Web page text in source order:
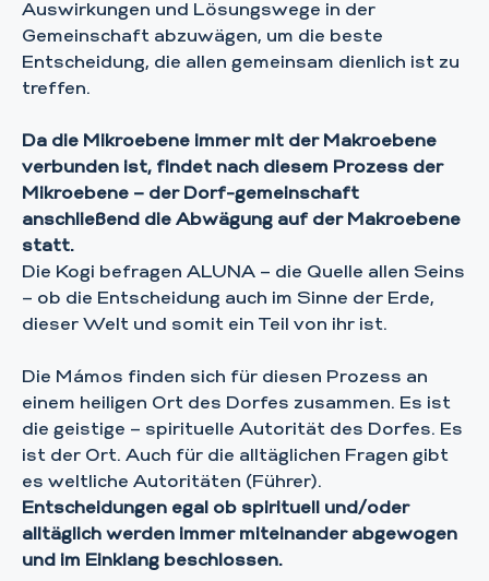
Auswirkungen und Lösungswege in der
Gemeinschaft abzuwägen, um die beste
Entscheidung, die allen gemeinsam dienlich ist zu
treffen.
Da die Mikroebene immer mit der Makroebene
verbunden ist, findet nach diesem Prozess der
Mikroebene – der Dorf-gemeinschaft
anschließend die Abwägung auf der Makroebene
statt.
Die Kogi befragen ALUNA – die Quelle allen Seins
– ob die Entscheidung auch im Sinne der Erde,
dieser Welt und somit ein Teil von ihr ist.
Die Mámos finden sich für diesen Prozess an
einem heiligen Ort des Dorfes zusammen. Es ist
die geistige – spirituelle Autorität des Dorfes. Es
ist der Ort. Auch für die alltäglichen Fragen gibt
es weltliche Autoritäten (Führer).
Entscheidungen egal ob spirituell und/oder
alltäglich werden immer miteinander abgewogen
und im Einklang beschlossen.